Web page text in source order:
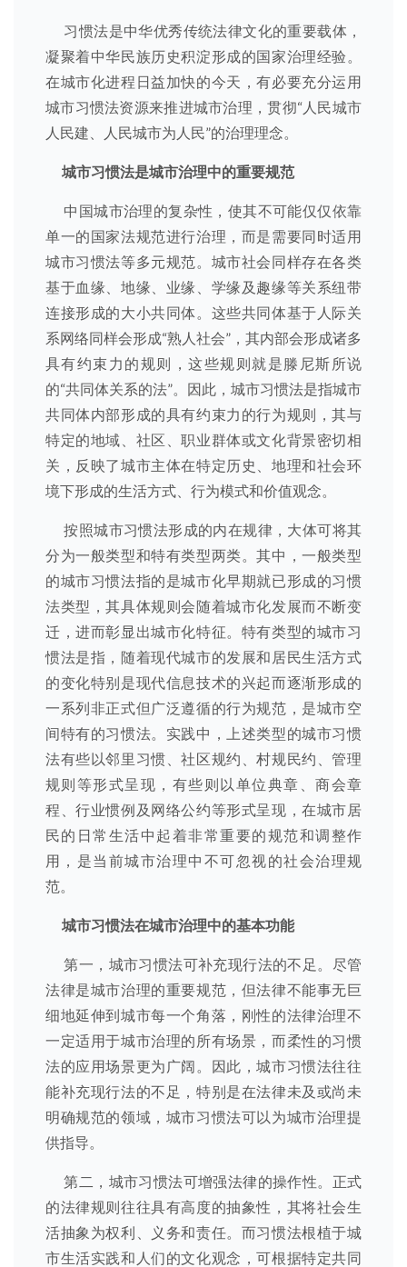
习惯法是中华优秀传统法律文化的重要载体，
凝聚着中华民族历史积淀形成的国家治理经验。
在城市化进程日益加快的今天，有必要充分运用
城市习惯法资源来推进城市治理，贯彻“人民城市
人民建、人民城市为人民”的治理理念。
城市习惯法是城市治理中的重要规范
中国城市治理的复杂性，使其不可能仅仅依靠
单一的国家法规范进行治理，而是需要同时适用
城市习惯法等多元规范。城市社会同样存在各类
基于血缘、地缘、业缘、学缘及趣缘等关系纽带
连接形成的大小共同体。这些共同体基于人际关
系网络同样会形成“熟人社会”，其内部会形成诸多
具有约束力的规则，这些规则就是滕尼斯所说
的“共同体关系的法”。因此，城市习惯法是指城市
共同体内部形成的具有约束力的行为规则，其与
特定的地域、社区、职业群体或文化背景密切相
关，反映了城市主体在特定历史、地理和社会环
境下形成的生活方式、行为模式和价值观念。
按照城市习惯法形成的内在规律，大体可将其
分为一般类型和特有类型两类。其中，一般类型
的城市习惯法指的是城市化早期就已形成的习惯
法类型，其具体规则会随着城市化发展而不断变
迁，进而彰显出城市化特征。特有类型的城市习
惯法是指，随着现代城市的发展和居民生活方式
的变化特别是现代信息技术的兴起而逐渐形成的
一系列非正式但广泛遵循的行为规范，是城市空
间特有的习惯法。实践中，上述类型的城市习惯
法有些以邻里习惯、社区规约、村规民约、管理
规则等形式呈现，有些则以单位典章、商会章
程、行业惯例及网络公约等形式呈现，在城市居
民的日常生活中起着非常重要的规范和调整作
用，是当前城市治理中不可忽视的社会治理规
范。
城市习惯法在城市治理中的基本功能
第一，城市习惯法可补充现行法的不足。尽管
法律是城市治理的重要规范，但法律不能事无巨
细地延伸到城市每一个角落，刚性的法律治理不
一定适用于城市治理的所有场景，而柔性的习惯
法的应用场景更为广阔。因此，城市习惯法往往
能补充现行法的不足，特别是在法律未及或尚未
明确规范的领域，城市习惯法可以为城市治理提
供指导。
第二，城市习惯法可增强法律的操作性。正式
的法律规则往往具有高度的抽象性，其将社会生
活抽象为权利、义务和责任。而习惯法根植于城
市生活实践和人们的文化观念，可根据特定共同